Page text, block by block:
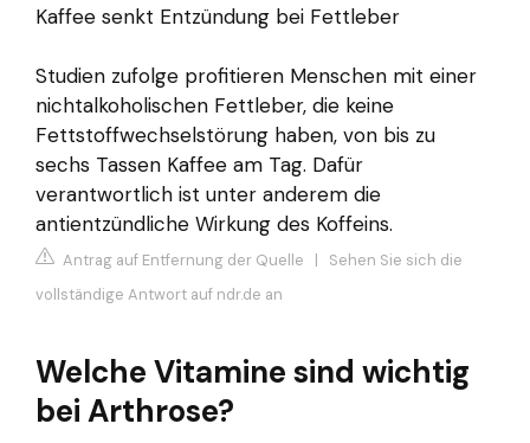
Kaffee senkt Entzündung bei Fettleber
Studien zufolge profitieren Menschen mit einer
nichtalkoholischen Fettleber, die keine
Fettstoffwechselstörung haben, von bis zu
sechs Tassen Kaffee am Tag. Dafür
verantwortlich ist unter anderem die
antientzündliche Wirkung des Koffeins.
Antrag auf Entfernung der Quelle | Sehen Sie sich die
vollständige Antwort auf ndr.de an
Welche Vitamine sind wichtig
bei Arthrose?